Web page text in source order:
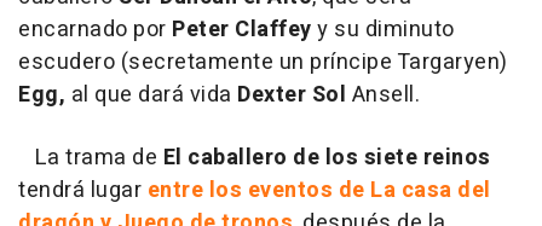
encarnado por Peter Claffeyy su diminuto
escudero (secretamente un príncipe Targaryen)
Egg, al que dará vida Dexter Sol Ansell.
La trama de El caballero de los siete reinos
tendrá lugar entre los eventos de La casa del